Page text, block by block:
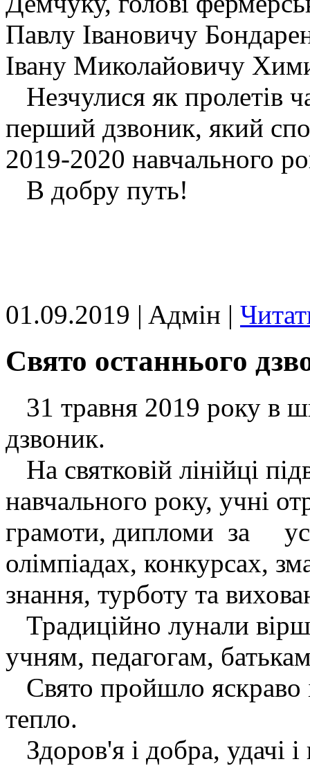
Павлу Івановичу
Івану Миколайовичу
Незчулися як пролетів
перший дзвоник, який
2019-2020 навчального
В добру путь!
01.09.2019 | Aдмін |
Свято останнього
31 травня 2019 року в
дзвоник.
На святковій лінійці
навчального року, учні
грамоти, дипломи за
олімпіадах, конкурсах,
знання, турботу та
Традиційно лунали
учням, педагогам,
Свято пройшло яскраво
тепло.
Здоров'я і добра, удачі